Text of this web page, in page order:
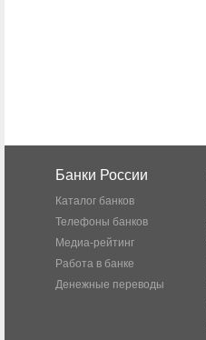
Банки России
Каталог банков
Телефоны банков
Медиа-рейтинг
Работа в банке
Денежные переводы